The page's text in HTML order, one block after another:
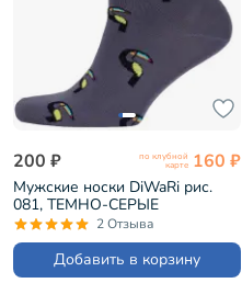
200 ₽ по клубной
карте 160 ₽
Мужские носки DiWaRi рис.
081, ТЕМНО-СЕРЫЕ
(17С-151СП)2 Отзыва
Добавить в корзину